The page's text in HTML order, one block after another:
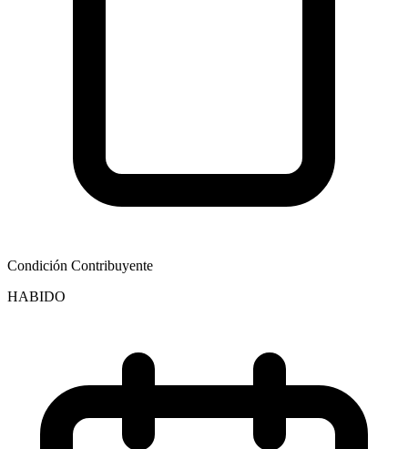
Condición Contribuyente
HABIDO